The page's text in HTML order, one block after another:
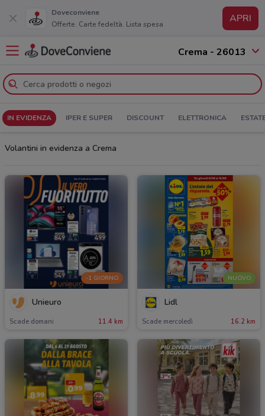
Doveconviene
Offerte. Carte fedeltà. Lista spesa
APRI
Crema - 26013
IN EVIDENZA IPER E SUPER DISCOUNT ELETTRONICA
Volantini in evidenza a Crema
-1 GIORNO
Unieuro
Scade domani 11.4 km
NUOVO
Lidl
Scade mercoledì 16.2 km